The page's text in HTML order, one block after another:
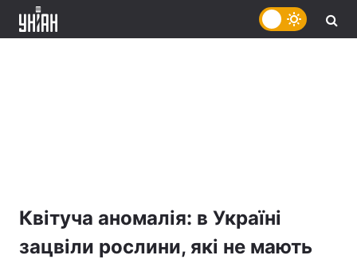
Квітуча аномалія: в Україні
зацвіли рослини, які не мають